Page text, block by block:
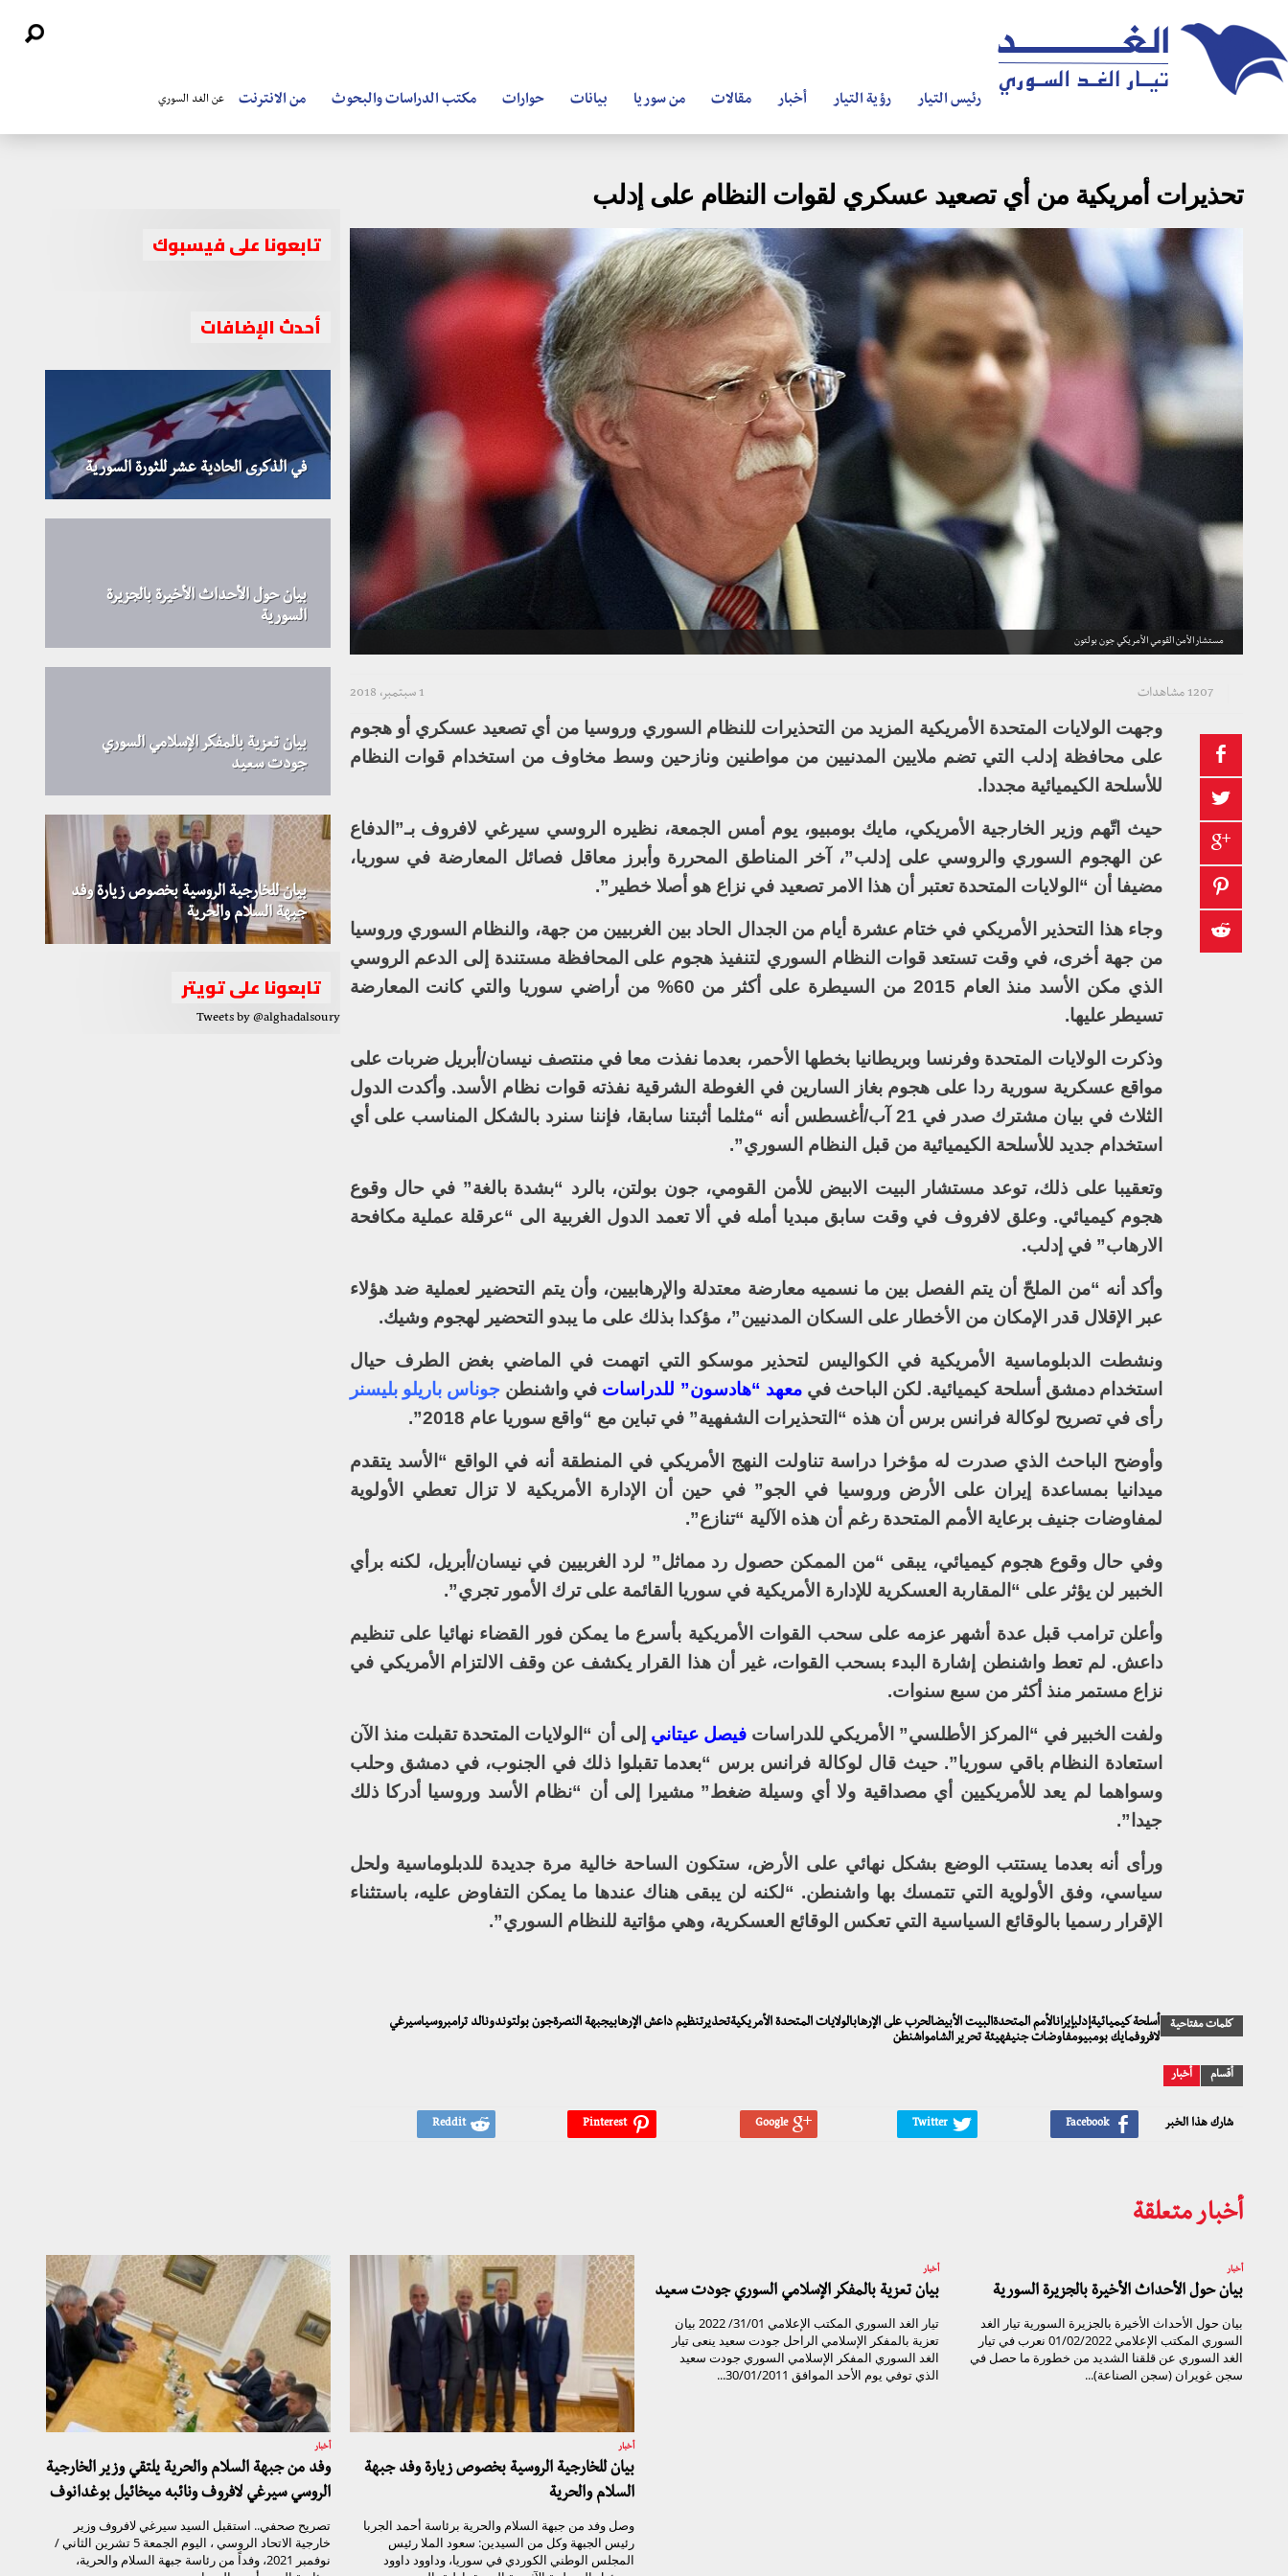
رئيس التيار رؤية التيار أخبار مقالات من سوريا بيانات حوارات مكتب الدراسات والبحوث من الانترنت عن الغد السوري
تحذيرات أمريكية من أي تصعيد عسكري لقوات النظام على إدلب
مستشار الأمن القومي الأمريكي جون بولتون
1 سبتمبر، 2018 1207 مشاهدات
وجهت الولايات المتحدة الأمريكية المزيد من التحذيرات للنظام السوري وروسيا من أي تصعيد عسكري أو هجوم
على محافظة إدلب التي تضم ملايين المدنيين من مواطنين ونازحين وسط مخاوف من استخدام قوات النظام
للأسلحة الكيميائية مجددا.
حيث اتّهم وزير الخارجية الأمريكي، مايك بومبيو، يوم أمس الجمعة، نظيره الروسي سيرغي لافروف بـ”الدفاع
عن الهجوم السوري والروسي على إدلب”، آخر المناطق المحررة وأبرز معاقل فصائل المعارضة في سوريا،
مضيفا أن “الولايات المتحدة تعتبر أن هذا الامر تصعيد في نزاع هو أصلا خطير”.
وجاء هذا التحذير الأمريكي في ختام عشرة أيام من الجدال الحاد بين الغربيين من جهة، والنظام السوري وروسيا
من جهة أخرى، في وقت تستعد قوات النظام السوري لتنفيذ هجوم على المحافظة مستندة إلى الدعم الروسي
الذي مكن الأسد منذ العام 2015 من السيطرة على أكثر من 60% من أراضي سوريا والتي كانت المعارضة
تسيطر عليها.
وذكرت الولايات المتحدة وفرنسا وبريطانيا بخطها الأحمر، بعدما نفذت معا في منتصف نيسان/أبريل ضربات على
مواقع عسكرية سورية ردا على هجوم بغاز السارين في الغوطة الشرقية نفذته قوات نظام الأسد. وأكدت الدول
الثلاث في بيان مشترك صدر في 21 آب/أغسطس أنه “مثلما أثبتنا سابقا، فإننا سنرد بالشكل المناسب على أي
استخدام جديد للأسلحة الكيميائية من قبل النظام السوري”.
وتعقيبا على ذلك، توعد مستشار البيت الابيض للأمن القومي، جون بولتن، بالرد “بشدة بالغة” في حال وقوع
هجوم كيميائي. وعلق لافروف في وقت سابق مبديا أمله في ألا تعمد الدول الغربية الى “عرقلة عملية مكافحة
الارهاب” في إدلب.
وأكد أنه “من الملحّ أن يتم الفصل بين ما نسميه معارضة معتدلة والإرهابيين، وأن يتم التحضير لعملية ضد هؤلاء
عبر الإقلال قدر الإمكان من الأخطار على السكان المدنيين”، مؤكدا بذلك على ما يبدو التحضير لهجوم وشيك.
ونشطت الدبلوماسية الأمريكية في الكواليس لتحذير موسكو التي اتهمت في الماضي بغض الطرف حيال
استخدام دمشق أسلحة كيميائية. لكن الباحث فيمعهد “هادسون” للدراسات في واشنطنجوناس باريلو بليسنر
رأى في تصريح لوكالة فرانس برس أن هذه “التحذيرات الشفهية” في تباين مع “واقع سوريا عام 2018”.
وأوضح الباحث الذي صدرت له مؤخرا دراسة تناولت النهج الأمريكي في المنطقة أنه في الواقع “الأسد يتقدم
ميدانيا بمساعدة إيران على الأرض وروسيا في الجو” في حين أن الإدارة الأمريكية لا تزال تعطي الأولوية
لمفاوضات جنيف برعاية الأمم المتحدة رغم أن هذه الآلية “تنازع”.
وفي حال وقوع هجوم كيميائي، يبقى “من الممكن حصول رد مماثل” لرد الغربيين في نيسان/أبريل، لكنه برأي
الخبير لن يؤثر على “المقاربة العسكرية للإدارة الأمريكية في سوريا القائمة على ترك الأمور تجري”.
وأعلن ترامب قبل عدة أشهر عزمه على سحب القوات الأمريكية بأسرع ما يمكن فور القضاء نهائيا على تنظيم
داعش. لم تعط واشنطن إشارة البدء بسحب القوات، غير أن هذا القرار يكشف عن وقف الالتزام الأمريكي في
نزاع مستمر منذ أكثر من سبع سنوات.
ولفت الخبير في “المركز الأطلسي” الأمريكي للدراساتفيصل عيتاني إلى أن “الولايات المتحدة تقبلت منذ الآن
استعادة النظام باقي سوريا”. حيث قال لوكالة فرانس برس “بعدما تقبلوا ذلك في الجنوب، في دمشق وحلب
وسواهما لم يعد للأمريكيين أي مصداقية ولا أي وسيلة ضغط” مشيرا إلى أن “نظام الأسد وروسيا أدركا ذلك
جيدا”.
ورأى أنه بعدما يستتب الوضع بشكل نهائي على الأرض، ستكون الساحة خالية مرة جديدة للدبلوماسية ولحل
سياسي، وفق الأولوية التي تتمسك بها واشنطن. “لكنه لن يبقى هناك عندها ما يمكن التفاوض عليه، باستثناء
الإقرار رسميا بالوقائع السياسية التي تعكس الوقائع العسكرية، وهي مؤاتية للنظام السوري”.
كلمات مفتاحية
أسلحة كيميائيةإدلبإيرانالأمم المتحدةالبيت الأبيضالحرب على الإرهابالولايات المتحدة الأمريكيةتحذيرتنظيم داعش الإرهابيجبهة النصرةجون بولتوندونالد ترامبروسياسيرغي
لافروفمايك بومبيومفاوضات جنيفهيئة تحرير الشامواشنطن
أقسام أخبار
شارك هذا الخبر
تابعونا على فيسبوك
أحدث الإضافات
في الذكرى الحادية عشر للثورة السورية
بيان حول الأحداث الأخيرة بالجزيرة
السورية
بيان تعزية بالمفكر الإسلامي السوري
جودت سعيد
بيان للخارجية الروسية بخصوص زيارة وفد
جبهة السلام والحرية
تابعونا على تويتر
Tweets by @alghadalsoury
أخبار متعلقة
أخبار
بيان حول الأحداث الأخيرة بالجزيرة السورية
بيان حول الأحداث الأخيرة بالجزيرة السورية تيار الغد
السوري المكتب الإعلامي 01/02/2022 نعرب في تيار
الغد السوري عن قلقنا الشديد من خطورة ما حصل في
سجن غويران (سجن الصناعة)...
أخبار
بيان تعزية بالمفكر الإسلامي السوري جودت سعيد
تيار الغد السوري المكتب الإعلامي 31/01/ 2022 بيان
تعزية بالمفكر الإسلامي الراحل جودت سعيد ينعى تيار
الغد السوري المفكر الإسلامي السوري جودت سعيد
الذي توفي يوم الأحد الموافق 30/01/2011...
أخبار
بيان للخارجية الروسية بخصوص زيارة وفد جبهة
السلام والحرية
وصل وفد من جبهة السلام والحرية برئاسة أحمد الجربا
رئيس الجبهة وكل من السيدين: سعود الملا رئيس
المجلس الوطني الكوردي في سوريا، وداوود داوود
أخبار
وفد من جبهة السلام والحرية يلتقي وزير الخارجية
الروسي سيرغي لافروف ونائبه ميخائيل بوغدانوف
تصريح صحفي.. استقبل السيد سيرغي لافروف وزير
خارجية الاتحاد الروسي ، اليوم الجمعة 5 تشرين الثاني /
نوفمبر 2021، وفداً من رئاسة جبهة السلام والحرية،